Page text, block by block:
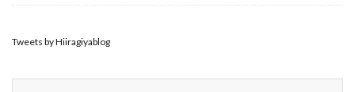
Tweets by Hiiragiyablog